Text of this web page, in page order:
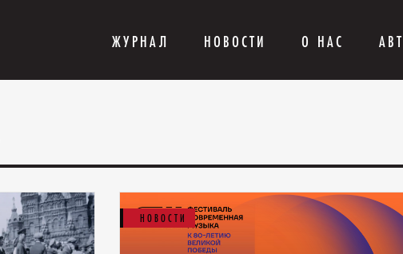
ЖУРНАЛ НОВОСТИ О НАС
НОВОСТИ